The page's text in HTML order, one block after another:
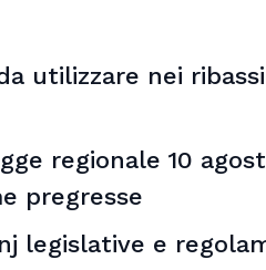
utilizzare nei ribassi
regionale 10
pregresse
legislative e